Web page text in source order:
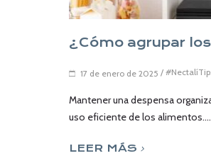
¿Cómo agrupar
17 de enero de 2025 /
Mantener una despensa
uso eficiente de los alimentos....
LEER MÁS